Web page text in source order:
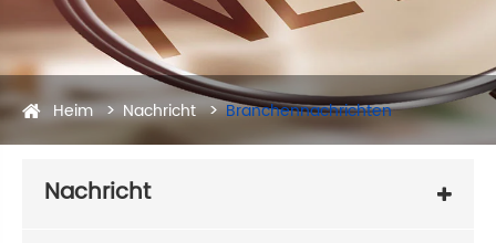
Heim Nachricht Branchennachrichten
Nachricht